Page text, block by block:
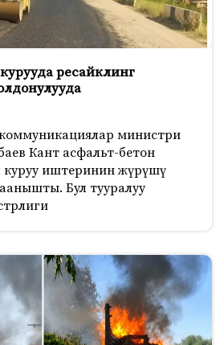
ресайклинг
министри
Кант асфальт-бетон
куруу иштеринин жүрүшү
Бул тууралуу